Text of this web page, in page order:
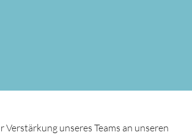
Verstärkung unseres Teams an unseren